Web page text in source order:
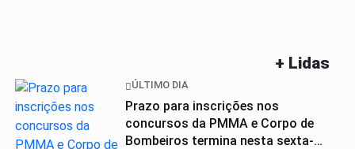
+ Lidas
ÚLTIMO DIA
Prazo para inscrições nos
concursos da PMMA e Corpo de
Bombeiros termina nesta sexta-